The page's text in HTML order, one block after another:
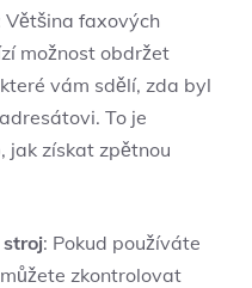
Většina faxových
možnost obdržet
vám sdělí, zda byl
To je
jak získat zpětnou
: Pokud používáte
zkontrolovat